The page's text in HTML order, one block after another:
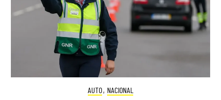
AUTO, NACIONAL